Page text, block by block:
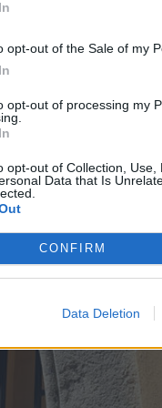
opt-out of the Sale of my
opt-out of processing my
opt-out of Collection,
Data that Is
CONFIRM
Data Deletion
sanitaria
Guarda l'archivio